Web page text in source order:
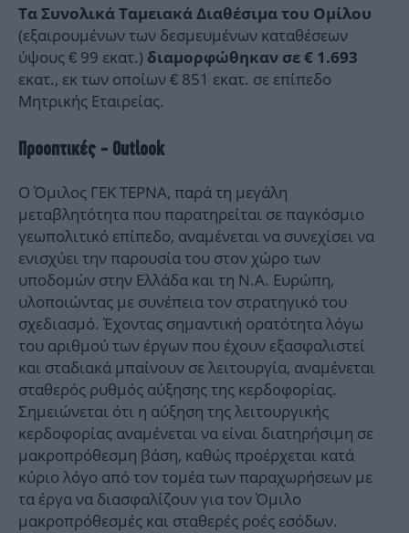
Τα Συνολικά Ταμειακά Διαθέσιμα του Ομίλου
(εξαιρουμένων των δεσμευμένων καταθέσεων
ύψους € 99 εκατ.) διαμορφώθηκαν σε € 1.693
εκατ., εκ των οποίων € 851 εκατ. σε επίπεδο
Μητρικής Εταιρείας.
Προοπτικές - Outlook
Ο Όμιλος ΓΕΚ ΤΕΡΝΑ, παρά τη μεγάλη
μεταβλητότητα που παρατηρείται σε παγκόσμιο
γεωπολιτικό επίπεδο, αναμένεται να συνεχίσει να
ενισχύει την παρουσία του στον χώρο των
υποδομών στην Ελλάδα και τη Ν.Α. Ευρώπη,
υλοποιώντας με συνέπεια τον στρατηγικό του
σχεδιασμό. Έχοντας σημαντική ορατότητα λόγω
του αριθμού των έργων που έχουν εξασφαλιστεί
και σταδιακά μπαίνουν σε λειτουργία, αναμένεται
σταθερός ρυθμός αύξησης της κερδοφορίας.
Σημειώνεται ότι η αύξηση της λειτουργικής
κερδοφορίας αναμένεται να είναι διατηρήσιμη σε
μακροπρόθεσμη βάση, καθώς προέρχεται κατά
κύριο λόγο από τον τομέα των παραχωρήσεων με
τα έργα να διασφαλίζουν για τον Όμιλο
μακροπρόθεσμές και σταθερές ροές εσόδων.